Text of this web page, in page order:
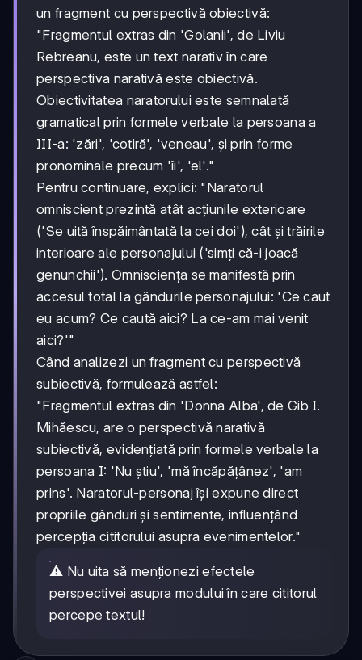
un fragment cu perspectivă obiectivă:
"Fragmentul extras din 'Golanii', de Liviu
Rebreanu, este un text narativ în care
perspectiva narativă este obiectivă.
Obiectivitatea naratorului este semnalată
gramatical prin formele verbale la persoana a
III-a: 'zări', 'cotiră', 'veneau', și prin forme
pronominale precum 'îi', 'el'."
Pentru continuare, explici: "Naratorul
omniscient prezintă atât acțiunile exterioare
('Se uită înspăimântată la cei doi'), cât și trăirile
interioare ale personajului ('simți că-i joacă
genunchii'). Omnisciența se manifestă prin
accesul total la gândurile personajului: 'Ce caut
eu acum? Ce caută aici? La ce-am mai venit
aici?'"
Când analizezi un fragment cu perspectivă
subiectivă, formulează astfel:
"Fragmentul extras din 'Donna Alba', de Gib I.
Mihăescu, are o perspectivă narativă
subiectivă, evidențiată prin formele verbale la
persoana I: 'Nu știu', 'mă încăpățânez', 'am
prins'. Naratorul-personaj își expune direct
propriile gânduri și sentimente, influențând
percepția cititorului asupra evenimentelor."
⚠️ Nu uita să menționezi efectele
perspectivei asupra modului în care cititorul
percepe textul!